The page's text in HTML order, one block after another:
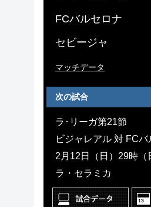
FCバルセロナ
セビージャ
マッチデータ
次の試合
ラ･リーガ第21節
ビジャレアル 対 FCバ
2月12日（日）29時（
ラ・セラミカ